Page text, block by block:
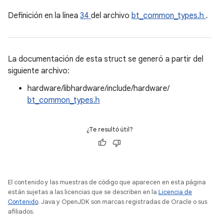
Definición en la línea 34 del archivo bt_common_types.h .
La documentación de esta struct se generó a partir del
siguiente archivo:
hardware/libhardware/include/hardware/
bt_common_types.h
¿Te resultó útil?
El contenido y las muestras de código que aparecen en esta página
están sujetas a las licencias que se describen en la Licencia de
Contenido. Java y OpenJDK son marcas registradas de Oracle o sus
afiliados.